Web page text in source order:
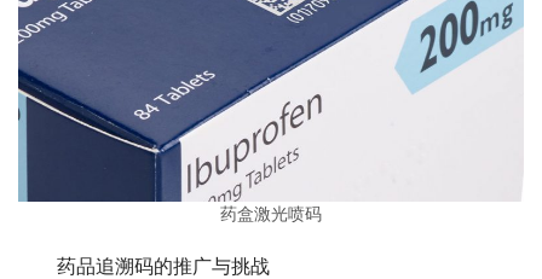
药盒激光喷码
药品追溯码的推广与挑战